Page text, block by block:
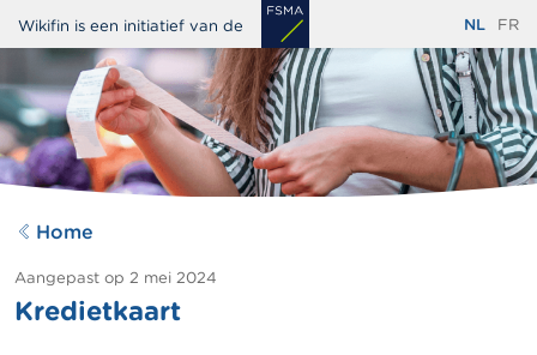
Overslaan
en
de
inhoud
gaan
Wikifin is een initiatief van de NL FR
Home
Aangepast op 2 mei 2024
Kredietkaart